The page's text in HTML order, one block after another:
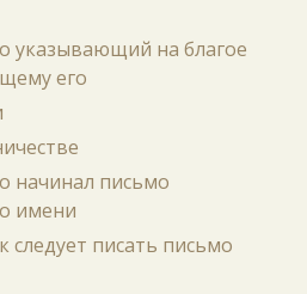
указывающий на благое
его
начинал письмо
имени
следует писать письмо